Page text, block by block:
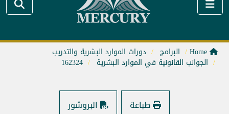
البرامج دورات الموارد البشرية والتدريب
الجوانب القانونية في الموارد البشرية 162324
طباعة البروشور